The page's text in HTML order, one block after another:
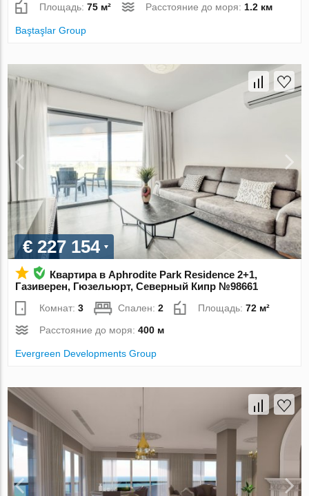
Площадь:75 м² Расстояние до моря: 1.2 км
Baştaşlar Group
€ 227 154
Квартира в Aphrodite Park Residence 2+1,
Газиверен, Гюзельюрт, Северный Кипр №98661
Комнат:3 Спален:2 Площадь:72 м²
Расстояние до моря:400 м
Evergreen Developments Group